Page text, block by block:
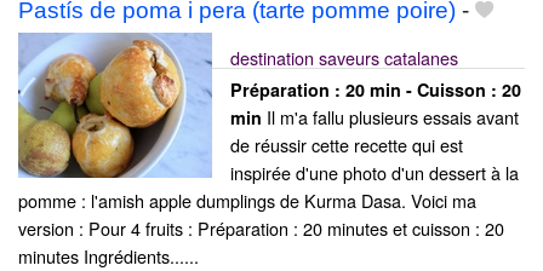
Pastís de poma i pera (tarte pomme poire) -
destination saveurs catalanes
Préparation : 20 min - Cuisson : 20
min Il m'a fallu plusieurs essais avant
de réussir cette recette qui est
inspirée d'une photo d'un dessert à la
pomme : l'amish apple dumplings de Kurma Dasa. Voici ma
version : Pour 4 fruits : Préparation : 20 minutes et cuisson : 20
minutes Ingrédients......